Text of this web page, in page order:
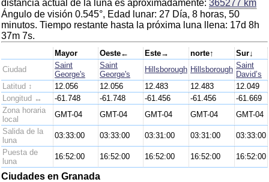
distancia actual de la luna es aproximadamente: 365277 km
Ángulo de visión 0.545°, Edad lunar: 27 Día, 8 horas, 50
minutos. Tiempo restante hasta la próxima luna llena: 17d 8h
37m 7s.
Mayor Oeste← Este→ norte↑
Sur↓
Ciudad
Saint
George's
Saint
George's
Hillsborough Hillsborough Saint
David’s
Latitud ↕
12.056 12.056 12.483 12.483
12.049
Longitud ↔
-61.748 -61.748 -61.456 -61.456
-61.669
Zona horaria
local
GMT-04 GMT-04 GMT-04 GMT-04
GMT-04
Salida de la
luna
03:33:00 03:33:00 03:31:00 03:31:00
03:33:00
Puesta de
luna
16:52:00 16:52:00 16:52:00 16:52:00 16:52:00
Ciudades en Granada